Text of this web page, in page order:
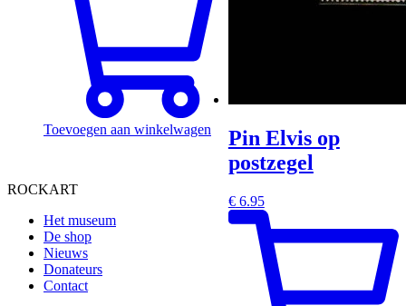
Toevoegen aan winkelwagen
Pin Elvis op
postzegel
€6.95
ROCKART
Het museum
De shop
Nieuws
Donateurs
Contact